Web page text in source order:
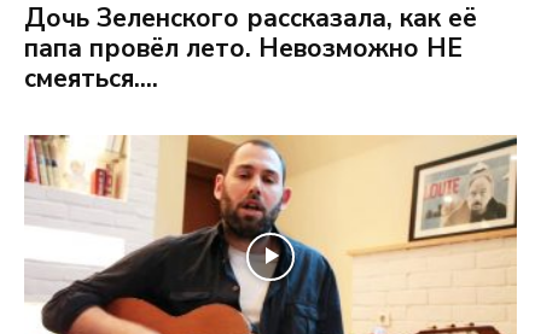
Дочь Зеленского рассказала, как её
папа провёл лето. Невозможно НЕ
смеяться....